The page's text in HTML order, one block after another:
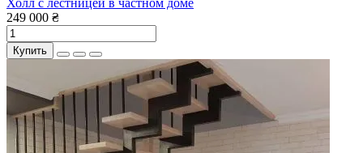
249 000 ₴
Купить